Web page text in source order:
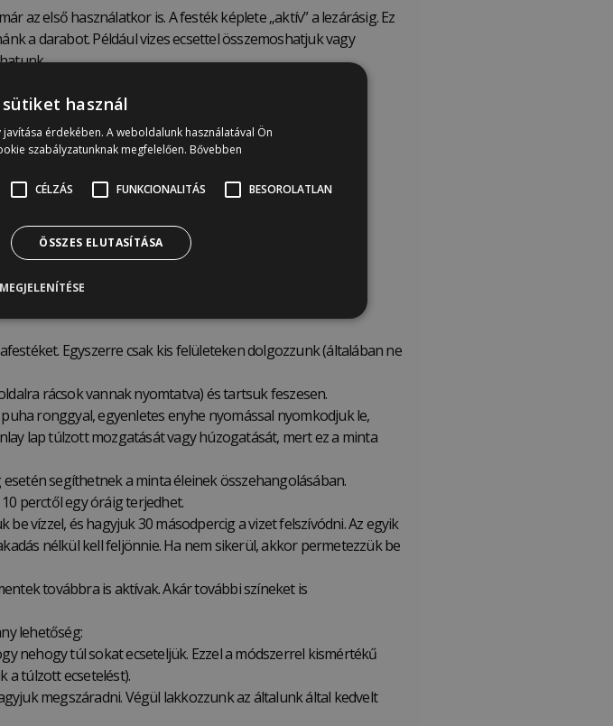
az első használatkor is. A festék képlete „aktív” a lezárásig. Ez
a darabot. Például vizes ecsettel összemoshatjuk vagy
darabokra is vágható.
Inlayhez:
tegyük félre. Ha szükséges ismételjük meg a mintát. Ne
Egyszerre csak kis felületeken dolgozzunk (általában ne
rácsok vannak nyomtatva) és tartsuk feszesen.
ronggyal, egyenletes enyhe nyomással nyomkodjuk le,
lap túlzott mozgatását vagy húzogatását, mert ez a minta
segíthetnek a minta éleinek összehangolásában.
perctől egy óráig terjedhet.
vízzel, és hagyjuk 30 másodpercig a vizet felszívódni. Az egyik
nélkül kell feljönnie. Ha nem sikerül, akkor permetezzük be
továbbra is aktívak. Akár további színeket is
lehetőség:
nehogy túl sokat ecseteljük. Ezzel a módszerrel kismértékű
a túlzott ecsetelést).
megszáradni. Végül lakkozzunk az általunk által kedvelt
használ
érdekében. A weboldalunk használatával Ön
szabályzatunknak megfelelően. Bővebben
CÉLZÁS FUNKCIONALITÁS BESOROLATLAN
ÖSSZES ELUTASÍTÁSA